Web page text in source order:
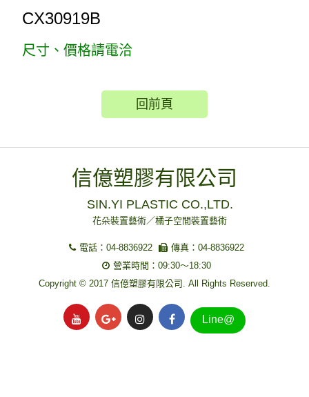
CX30919B
尺寸、價格請電洽
回前頁
信億塑膠有限公司
SIN.YI PLASTIC CO.,LTD.
花朵裝置藝術／橘子空間裝置藝術
電話：04-8836922
傳真：04-8836922
營業時間：09:30～18:30
Copyright © 2017 信億塑膠有限公司. All Rights Reserved.
Line@